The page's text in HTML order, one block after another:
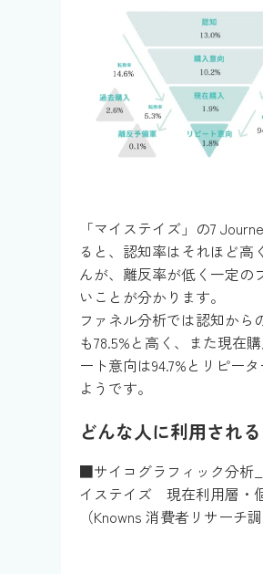
「マイステイズ」の7
ると、認知率はそれほど高
んが、離反率が低く一定の
いことが分かります。
ファネル分析では認知から
も78.5%と高く、また現在
ート意向は94.7%とリピー
ようです。​​
どんな人に利用される
■サイコグラフィック分析
イステイズ 現在利用層・
（Knowns 消費者リサーチ調